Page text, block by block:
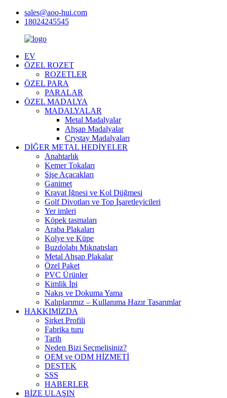
sales@aoo-hui.com
18024245545
EV
ÖZEL ROZET
ROZETLER
ÖZEL PARA
PARALAR
ÖZEL MADALYA
MADALYALAR
Metal Madalyalar
Ahşap Madalyalar
Crystay Madalyaları
DİĞER METAL HEDİYELER
Anahtarlık
Kemer Tokaları
Şişe Açacakları
Ganimet
Kravat İğnesi ve Kol Düğmesi
Golf Divotları ve Top İşaretleyicileri
Yer imleri
Köpek tasmaları
Araba Plakaları
Kolye ve Küpe
Buzdolabı Mıknatısları
Metal Ahşap Plakalar
Özel Paket
PVC Ürünler
Kimlik İpi
Nakış ve Dokuma Yama
Kalıplarımız – Kullanıma Hazır Tasarımlar
HAKKIMIZDA
Şirket Profili
Fabrika turu
Tarih
Neden Bizi Seçmelisiniz?
OEM ve ODM HİZMETİ
DESTEK
SSS
HABERLER
BİZE ULAŞIN